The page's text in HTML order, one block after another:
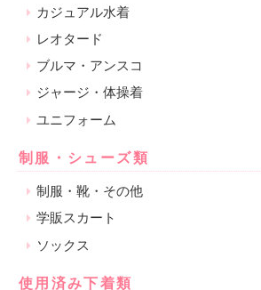
カジュアル水着
レオタード
ブルマ・アンスコ
ジャージ・体操着
ユニフォーム
制服・シューズ類
制服・靴・その他
学販スカート
ソックス
使用済み下着類